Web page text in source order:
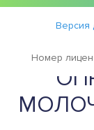
Версия
Номер
Статьи ›